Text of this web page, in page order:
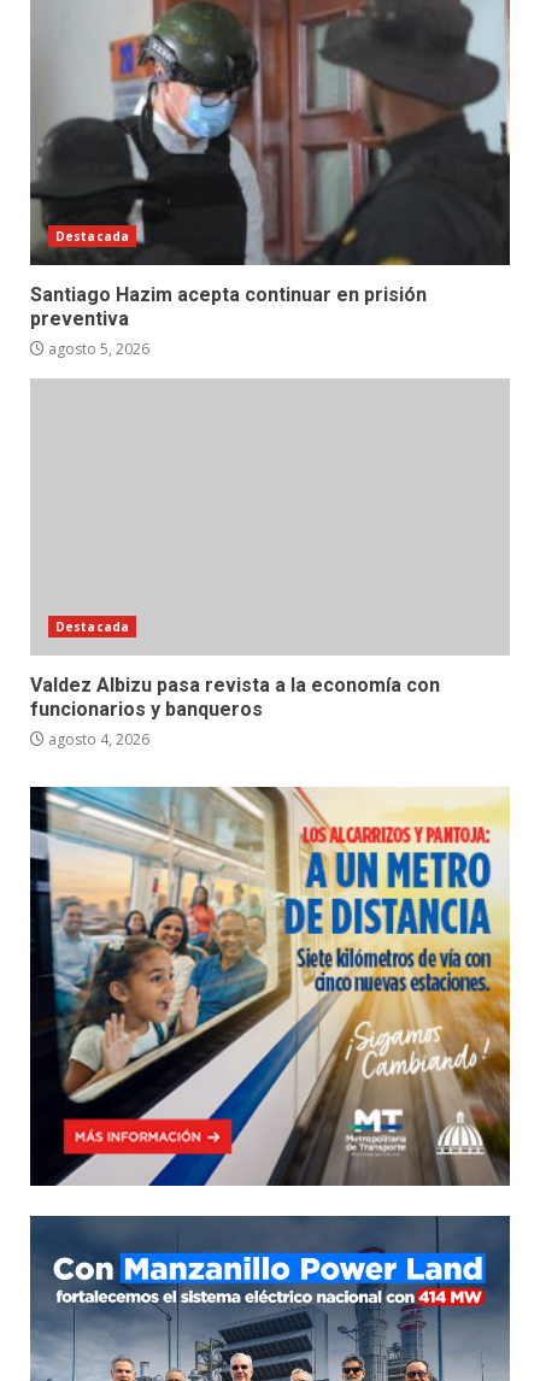
Destacada
Santiago Hazim acepta continuar en prisión
preventiva
agosto 5, 2026
Destacada
Valdez Albizu pasa revista a la economía con
funcionarios y banqueros
agosto 4, 2026